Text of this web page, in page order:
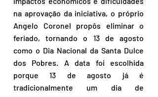
na aprovação da iniciativa, o próprio
Angelo Coronel propôs eliminar o
feriado, tornando o 13 de agosto
como o Dia Nacional da Santa Dulce
dos Pobres. A data foi escolhida
porque 13 de agosto já é
tradicionalmente um dia de